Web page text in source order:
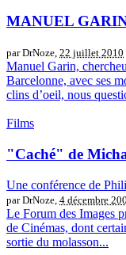
MANUEL
par DrNoze, 22 juillet 2010
Manuel Garin,
Barcelonne, avec ses
clins d’oeil, nous
Films
"Caché" de
Une conférence de
par DrNoze, 4 décembre
Le Forum des Images
de Cinémas, dont
sortie du molasson...